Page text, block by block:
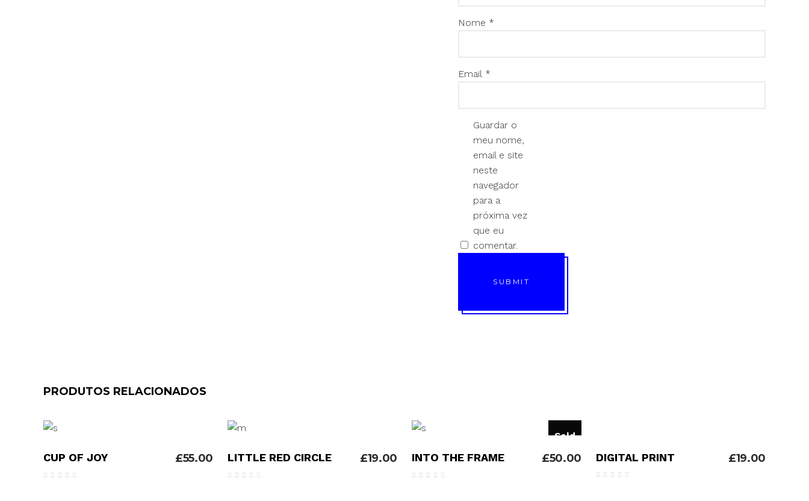
Nome *
Email *
Guardar o
meu nome,
email e site
neste
navegador
para a
próxima vez
que eu
comentar.
SUBMIT
PRODUTOS RELACIONADOS
CUP OF JOY £55.00 LITTLE RED CIRCLE £19.00
Sold
INTO THE FRAME £50.00 DIGITAL PRINT £19.00